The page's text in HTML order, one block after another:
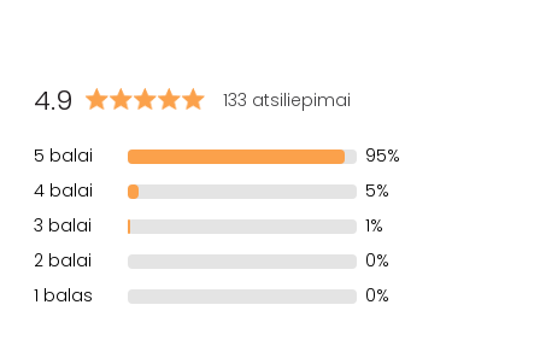
4.9 133 atsiliepimai
5 balai
95%
4 balai
5%
3 balai
1%
2 balai
0%
1 balas
0%